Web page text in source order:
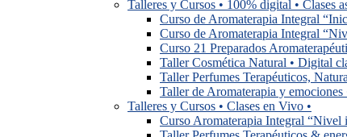
Talleres y Cursos • 100% digital • Clases
Curso de Aromaterapia Integral
Curso de Aromaterapia Integral
Curso 21 Preparados
Taller Cosmética Natural • Digital
Taller Perfumes Terapéuticos,
Taller de Aromaterapia y emociones
Talleres y Cursos • Clases en Vivo •
Curso Aromaterapia Integral “Nivel